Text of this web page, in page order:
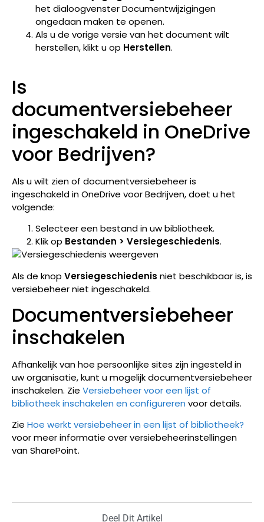
het dialoogvenster Documentwijzigingen
ongedaan maken te openen.
Als u de vorige versie van het document wilt
herstellen, klikt u op Herstellen.
Is
documentversiebeheer
ingeschakeld in OneDrive
voor Bedrijven?
Als u wilt zien of documentversiebeheer is
ingeschakeld in OneDrive voor Bedrijven, doet u het
volgende:
Selecteer een bestand in uw bibliotheek.
Klik op Bestanden > Versiegeschiedenis.
Als de knop Versiegeschiedenis niet beschikbaar is, is
versiebeheer niet ingeschakeld.
Documentversiebeheer
inschakelen
Afhankelijk van hoe persoonlijke sites zijn ingesteld in
uw organisatie, kunt u mogelijk documentversiebeheer
inschakelen. Zie Versiebeheer voor een lijst of
bibliotheek inschakelen en configureren voor details.
Zie Hoe werkt versiebeheer in een lijst of bibliotheek?
voor meer informatie over versiebeheerinstellingen
van SharePoint.
Deel Dit Artikel